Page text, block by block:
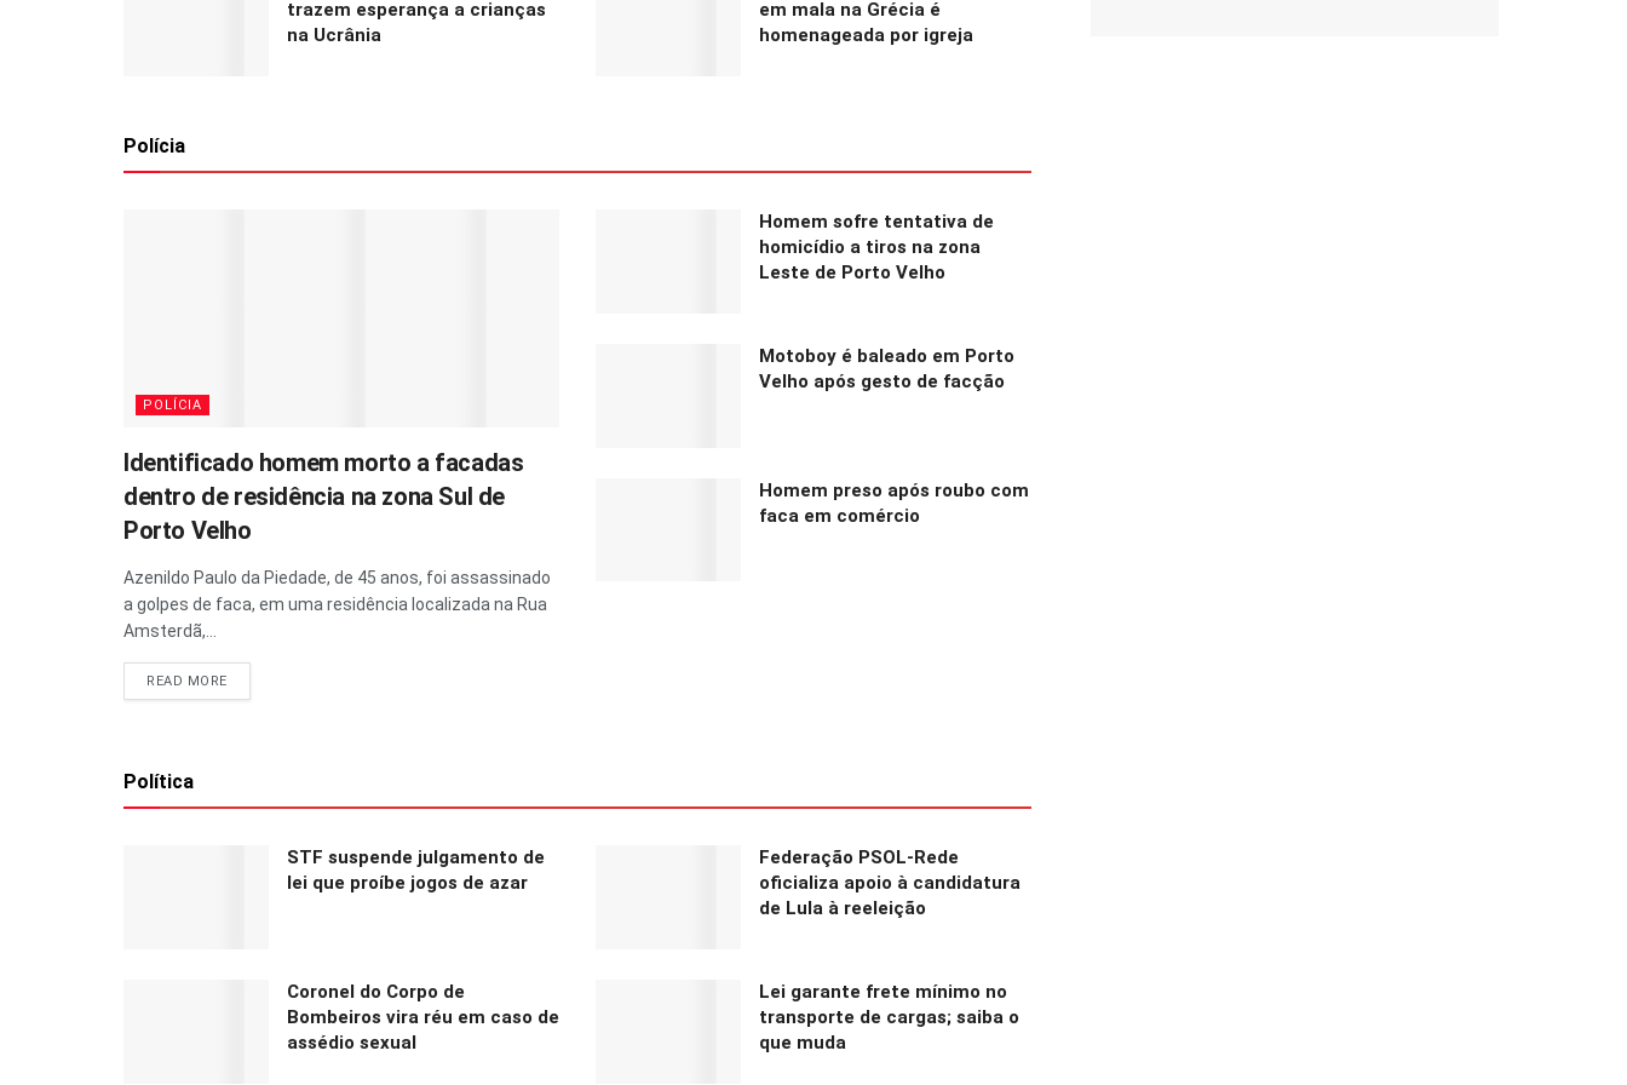
trazem esperança a crianças
na Ucrânia
em mala na Grécia é
homenageada por igreja
Polícia
POLÍCIA
Identificado homem morto a facadas
dentro de residência na zona Sul de
Porto Velho
Azenildo Paulo da Piedade, de 45 anos, foi assassinado
a golpes de faca, em uma residência localizada na Rua
Amsterdã,...
READ MORE
Homem sofre tentativa de
homicídio a tiros na zona
Leste de Porto Velho
Motoboy é baleado em Porto
Velho após gesto de facção
Homem preso após roubo com
faca em comércio
Política
STF suspende julgamento de
lei que proíbe jogos de azar
Federação PSOL-Rede
oficializa apoio à candidatura
de Lula à reeleição
Coronel do Corpo de
Bombeiros vira réu em caso de
assédio sexual
Lei garante frete mínimo no
transporte de cargas; saiba o
que muda